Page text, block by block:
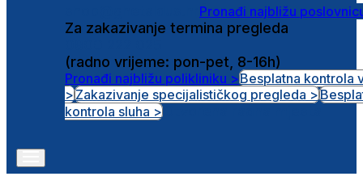
Pronađi najbližu
Za zakazivanje termina pregleda
(radno vrijeme: pon-pet, 8-16h)
Pronađi najbližu polikliniku >Besplatna kontrola
>Zakazivanje specijalističkog pregleda >
kontrola sluha >